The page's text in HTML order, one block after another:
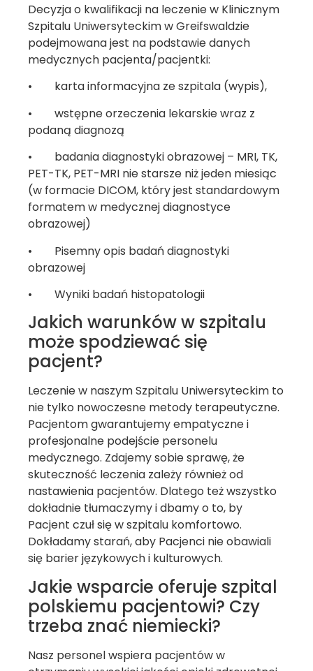
Decyzja o kwalifikacji na leczenie w Klinicznym
Szpitalu Uniwersyteckim w Greifswaldzie
podejmowana jest na podstawie danych
medycznych pacjenta/pacjentki:
• karta informacyjna ze szpitala (wypis),
• wstępne orzeczenia lekarskie wraz z
podaną diagnozą
• badania diagnostyki obrazowej – MRI, TK,
PET-TK, PET-MRI nie starsze niż jeden miesiąc
(w formacie DICOM, który jest standardowym
formatem w medycznej diagnostyce
obrazowej)
• Pisemny opis badań diagnostyki
obrazowej
• Wyniki badań histopatologii
Jakich warunków w szpitalu
może spodziewać się
pacjent?
Leczenie w naszym Szpitalu Uniwersyteckim to
nie tylko nowoczesne metody terapeutyczne.
Pacjentom gwarantujemy empatyczne i
profesjonalne podejście personelu
medycznego. Zdajemy sobie sprawę, że
skuteczność leczenia zależy również od
nastawienia pacjentów. Dlatego też wszystko
dokładnie tłumaczymy i dbamy o to, by
Pacjent czuł się w szpitalu komfortowo.
Dokładamy starań, aby Pacjenci nie obawiali
się barier językowych i kulturowych.
Jakie wsparcie oferuje szpital
polskiemu pacjentowi? Czy
trzeba znać niemiecki?
Nasz personel wspiera pacjentów w